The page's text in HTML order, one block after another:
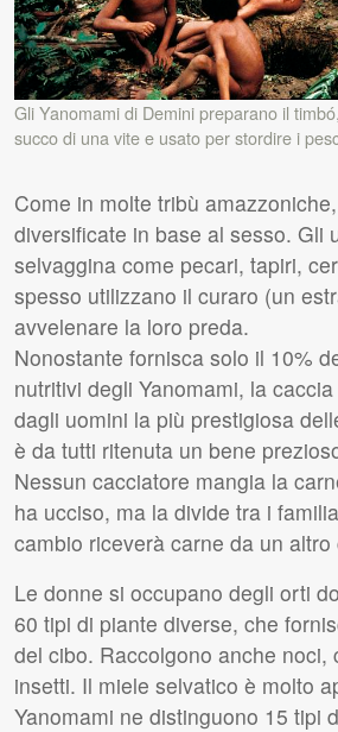
Gli Yanomami di Demini preparano il
succo di una vite e usato per stordire i
Come in molte tribù
diversificate in base al sesso. Gli
selvaggina come pecari, tapiri,
spesso utilizzano il curaro (un
avvelenare la loro preda.
Nonostante fornisca solo il 10%
nutritivi degli Yanomami, la
dagli uomini la più prestigiosa
è da tutti ritenuta un bene
Nessun cacciatore mangia la
ha ucciso, ma la divide tra i
cambio riceverà carne da un altro
Le donne si occupano degli orti
60 tipi di piante diverse, che
del cibo. Raccolgono anche noci,
insetti. Il miele selvatico è molto
Yanomami ne distinguono 15 tipi